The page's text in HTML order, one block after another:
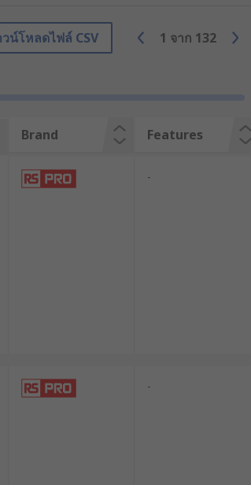
ามถี่สูงได้อย่างมี
าะกับการใช้งานที่
พสูง หลักการ
วน ช่วยป้องกัน
ทำให้เสียบและ
บงานที่ต้องการ
น์โหลดไฟล์ CSV 1 จาก 132
Brand Features
-
-